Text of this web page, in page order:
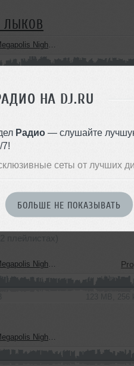
НА DJ.RU
Радио — слушайте
7!
сеты от лучших
БОЛЬШЕ НЕ ПОКАЗЫВАТЬ
ЛЫКОВ
Night 28.07.2026
плейлистах)
(в 1 плейлисте)
Night 21.07.2026
Night 14.07.2026
Night 07.07.2026